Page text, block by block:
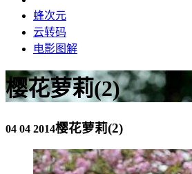
蜂次元
云转码
电影图解
樱花萝莉(2)
04 04 2014樱花萝莉(2)